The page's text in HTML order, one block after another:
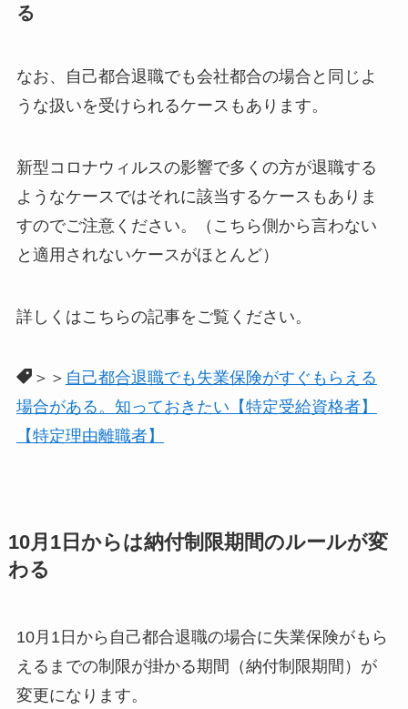
る
なお、自己都合退職でも会社都合の場合と同じよ
うな扱いを受けられるケースもあります。
新型コロナウィルスの影響で多くの方が退職する
ようなケースではそれに該当するケースもありま
すのでご注意ください。（こちら側から言わない
と適用されないケースがほとんど）
詳しくはこちらの記事をご覧ください。
＞＞ 自己都合退職でも失業保険がすぐもらえる
場合がある。知っておきたい【特定受給資格者】
【特定理由離職者】
10月1日からは納付制限期間のルールが変
わる
10月1日から自己都合退職の場合に失業保険がもら
えるまでの制限が掛かる期間（納付制限期間）が
変更になります。